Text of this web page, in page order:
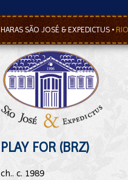
HARAS SÃO JOSÉ & EXPEDICTUS •
PLAY FOR (BRZ)
ch.. c. 1989